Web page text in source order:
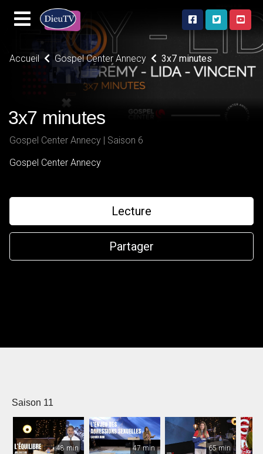
Accueil Gospel Center Annecy 3x7 minutes
3x7 minutes
Gospel Center Annecy | Saison 6
Gospel Center Annecy
Lecture
Partager
Saison 11
48 min 47 min 65 min